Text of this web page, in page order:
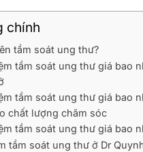
chính
tầm soát ung thư?
tầm soát ung thư giá bao
tầm soát ung thư giá bao
chất lượng chăm sóc
tầm soát ung thư giá bao
tầm soát ung thư ở Dr